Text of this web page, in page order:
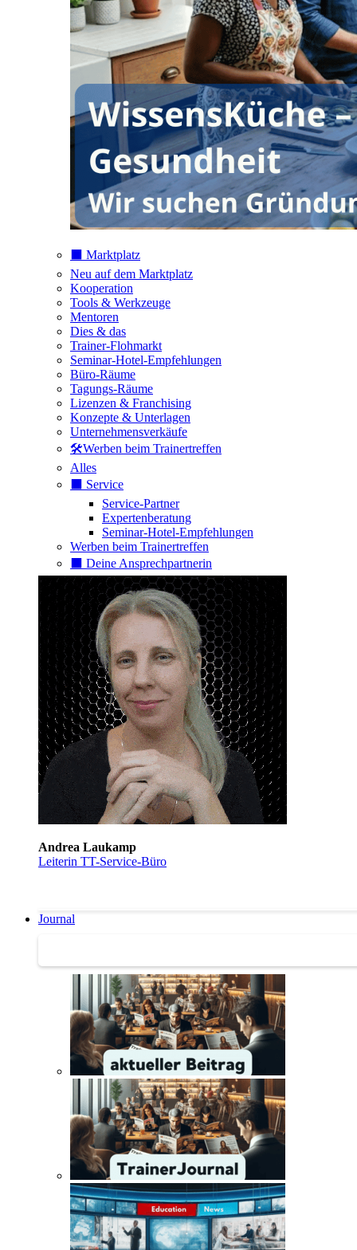
⬛️ Marktplatz
Neu auf dem Marktplatz
Kooperation
Tools & Werkzeuge
Mentoren
Dies & das
Trainer-Flohmarkt
Seminar-Hotel-Empfehlungen
Büro-Räume
Tagungs-Räume
Lizenzen & Franchising
Konzepte & Unterlagen
Unternehmensverkäufe
🛠️Werben beim Trainertreffen
Alles
⬛️ Service
Service-Partner
Expertenberatung
Seminar-Hotel-Empfehlungen
Werben beim Trainertreffen
⬛️ Deine Ansprechpartnerin
Andrea Laukamp
Leiterin TT-Service-Büro
Journal